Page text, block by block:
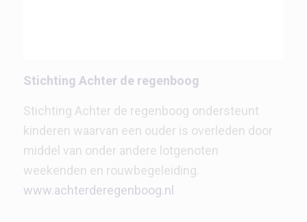
Stichting Achter de regenboog
Stichting Achter de regenboog ondersteunt
kinderen waarvan een ouder is overleden door
middel van onder andere lotgenoten
weekenden en rouwbegeleiding.
www.achterderegenboog.nl